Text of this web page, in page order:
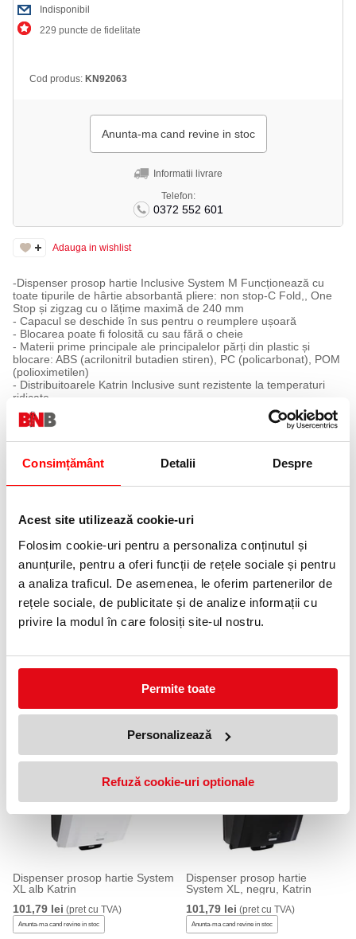
Consimțământ Detalii Despre
Acest site utilizează cookie-uri
Folosim cookie-uri pentru a personaliza conținutul și
anunțurile, pentru a oferi funcții de rețele sociale și pentru
a analiza traficul. De asemenea, le oferim partenerilor de
rețele sociale, de publicitate și de analize informații cu
privire la modul în care folosiți site-ul nostru.
Permite toate
Personalizează
Refuză cookie-uri optionale
Indisponibil
229 puncte de fidelitate
Cod produs: KN92063
Anunta-ma cand revine in stoc
Informatii livrare
Telefon:
0372 552 601
Adauga in wishlist
-Dispenser prosop hartie Inclusive System M Funcționează cu
toate tipurile de hârtie absorbantă pliere: non stop-C Fold,, One
Stop și zigzag cu o lățime maximă de 240 mm
- Capacul se deschide în sus pentru o reumplere ușoară
- Blocarea poate fi folosită cu sau fără o cheie
- Materii prime principale ale principalelor părți din plastic și
blocare: ABS (acrilonitril butadien stiren), PC (policarbonat), POM
(polioximetilen)
- Distribuitoarele Katrin Inclusive sunt rezistente la temperaturi
ridicate
PRODUSE SIMILARE
Inclusive System, alb, Katrin
499,99 lei(pret cu TVA)
Dispenser prosop hartie
Inclusive System, negru, Katrin
499,99 lei(pret cu TVA)
Anunta-ma cand revine in stoc
Dispenser prosop hartie System
XL alb Katrin
101,79 lei (pret cu TVA)
Anunta-ma cand revine in stoc
Dispenser prosop hartie
System XL, negru, Katrin
101,79 lei (pret cu TVA)
Anunta-ma cand revine in stoc